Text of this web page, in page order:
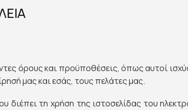
όρους και προϋποθέσεις, όπως αυτοί
μας και εσάς, τους πελάτες μας.
τη χρήση της ιστοσελίδας του